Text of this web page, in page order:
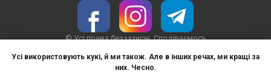
Усі використовують кукі, й ми також. Але в інших речах, ми кращі за
них. Чесно.
© Усі права беззахисні. Сподіваємось
Використовуємо тире в текстах на сайті